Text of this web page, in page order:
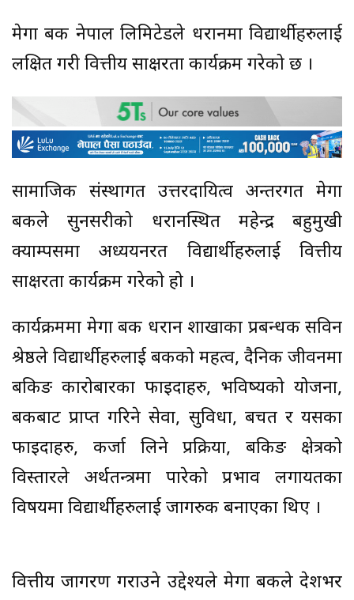
मेगा बैंक नेपाल लिमिटेडले धरानमा विद्यार्थीहरुलाई
लक्षित गरी वित्तीय साक्षरता कार्यक्रम गरेको छ ।
सामाजिक संस्थागत उत्तरदायित्व अन्तरगत मेगा
बैंकले सुनसरीको धरानस्थित महेन्द्र बहुमुखी
क्याम्पसमा अध्ययनरत विद्यार्थीहरुलाई वित्तीय
साक्षरता कार्यक्रम गरेको हो ।
कार्यक्रममा मेगा बैंक धरान शाखाका प्रबन्धक सविन
श्रेष्ठले विद्यार्थीहरुलाई बैंकको महत्व, दैनिक जीवनमा
बैंकिङ कारोबारका फाइदाहरु, भविष्यको योजना,
बैंकबाट प्राप्त गरिने सेवा, सुविधा, बचत र यसका
फाइदाहरु, कर्जा लिने प्रक्रिया, बैंकिङ क्षेत्रको
विस्तारले अर्थतन्त्रमा पारेको प्रभाव लगायतका
विषयमा विद्यार्थीहरुलाई जागरुक बनाएका थिए ।
वित्तीय जागरण गराउने उद्देश्यले मेगा बैंकले देशभर